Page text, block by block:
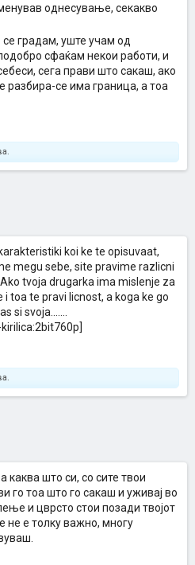
однесување, секакво
се градам, уште учам од
сфаќам некои работи, и
сега прави што сакаш, ако
разбира-се има граница, а тоа
koi ke te opisuvaat,
megu sebe, site pravime razlicni
tvoja drugarka ima mislenje za
toa te pravi licnost, a koga ke go
si svoja.......
што си, со сите твои
го тоа што го сакаш и уживај во
и цврсто стои позади твојот
не е толку важно, многу